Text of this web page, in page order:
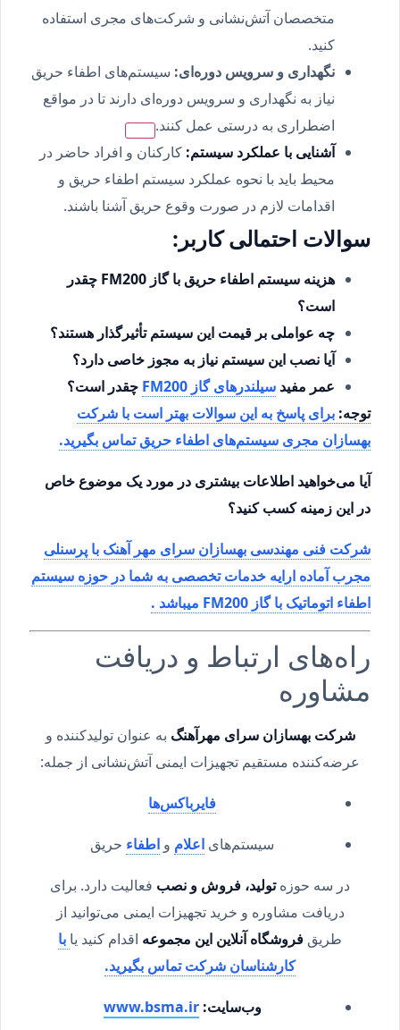
متخصصان آتش‌نشانی و شرکت‌های مجری استفاده
کنید.
نگهداری و سرویس دوره‌ای:سیستم‌های اطفاء حریق
نیاز به نگهداری و سرویس دوره‌ای دارند تا در مواقع
اضطراری به درستی عمل کنند.
آشنایی با عملکرد سیستم:کارکنان و افراد حاضر در
محیط باید با نحوه عملکرد سیستم اطفاء حریق و
اقدامات لازم در صورت وقوع حریق آشنا باشند.
سوالات احتمالی کاربر:
هزینه سیستم اطفاء حریق با گاز FM200 چقدر
است؟
چه عواملی بر قیمت این سیستم تأثیرگذار هستند؟
آیا نصب این سیستم نیاز به مجوز خاصی دارد؟
عمر مفید سیلندرهای گاز FM200
چقدر است؟
توجه:برای پاسخ به این سوالات بهتر است با شرکت‌
بهسازان مجری سیستم‌های اطفاء حریق تماس بگیرید.
آیا می‌خواهید اطلاعات بیشتری در مورد یک موضوع خاص
در این زمینه کسب کنید؟
شرکت فنی مهندسی بهسازان سرای مهر آهنک با پرسنلی
مجرب آماده ارایه خدمات تخصصی به شما در حوزه سیستم
اطفاء اتوماتیک با گاز FM200 میباشد .
راه‌های ارتباط و دریافت
مشاوره
شرکت بهسازان سرای مهرآهنگبه عنوان تولیدکننده و
عرضه‌کننده مستقیم تجهیزات ایمنی آتش‌نشانی از جمله:
فایرباکس‌ها
سیستم‌های اعلامو اطفاءحریق
در سه حوزهتولید، فروش و نصبفعالیت دارد. برای
دریافت مشاوره و خرید تجهیزات ایمنی می‌توانید از
طریق فروشگاه آنلاین این مجموعهاقدام کنید یابا
کارشناسان شرکت تماس بگیرید.
وب‌سایت: www.bsma.ir